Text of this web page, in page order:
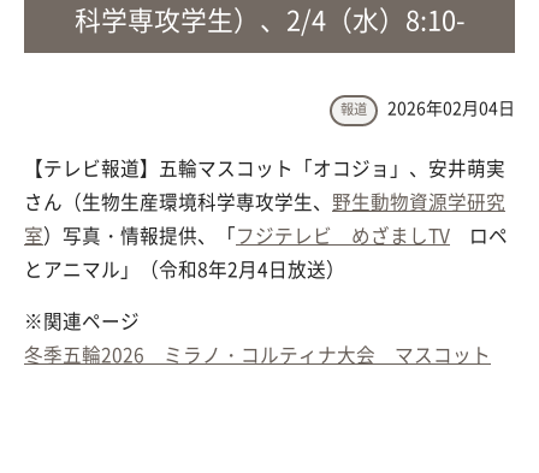
科学専攻学生）、2/4（水）8:10-
報道 2026年02月04日
【テレビ報道】五輪マスコット「オコジョ」、安井萌実
さん（生物生産環境科学専攻学生、 野生動物資源学研究
室）写真・情報提供、「フジテレビ めざましTV ロペ
とアニマル」（令和8年2月4日放送）
※関連ページ
冬季五輪2026 ミラノ・コルティナ大会 マスコット